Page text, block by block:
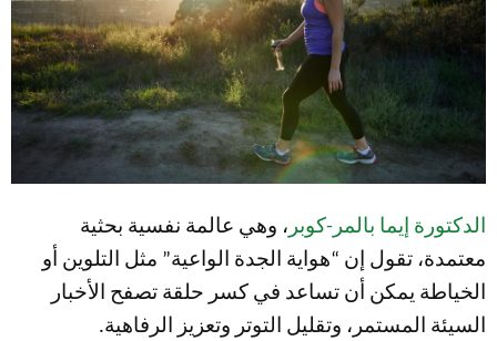
الدكتورة إيما بالمر-كوبر ، وهي عالمة نفسية بحثية
معتمدة، تقول إن “هواية الجدة الواعية” مثل التلوين أو
الخياطة يمكن أن تساعد في كسر حلقة تصفح الأخبار
السيئة المستمر، وتقليل التوتر وتعزيز الرفاهية.